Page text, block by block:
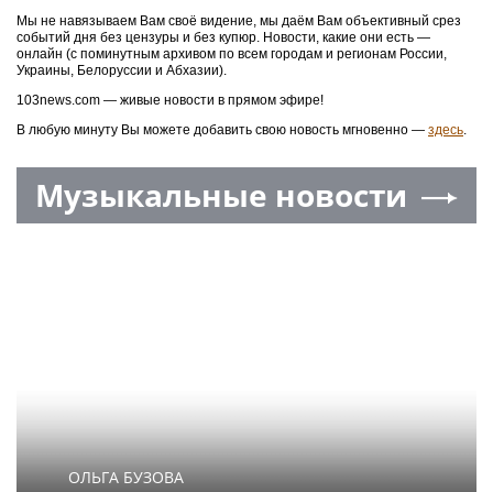
Мы не навязываем Вам своё видение, мы даём Вам объективный срез
событий дня без цензуры и без купюр. Новости, какие они есть —
онлайн (с поминутным архивом по всем городам и регионам России,
Украины, Белоруссии и Абхазии).
103news.com — живые новости в прямом эфире!
В любую минуту Вы можете добавить свою новость мгновенно — здесь.
Музыкальные новости
ОЛЬГА БУЗОВА